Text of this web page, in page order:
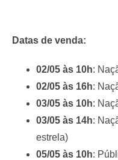
Datas de venda:
02/05 às 10h:
02/05 às 16h:
03/05 às 10h:
03/05 às 14h:
estrela)
05/05 às 10h: